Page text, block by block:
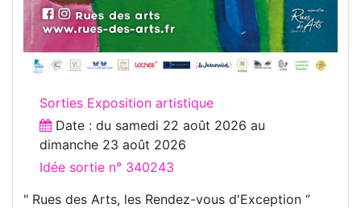
Sorties Exposition artistique
Date : du samedi 22 août 2026 au
dimanche 23 août 2026
Idée sortie n° 340243
" Rues des Arts, les Rendez-vous d'Exception ‘’